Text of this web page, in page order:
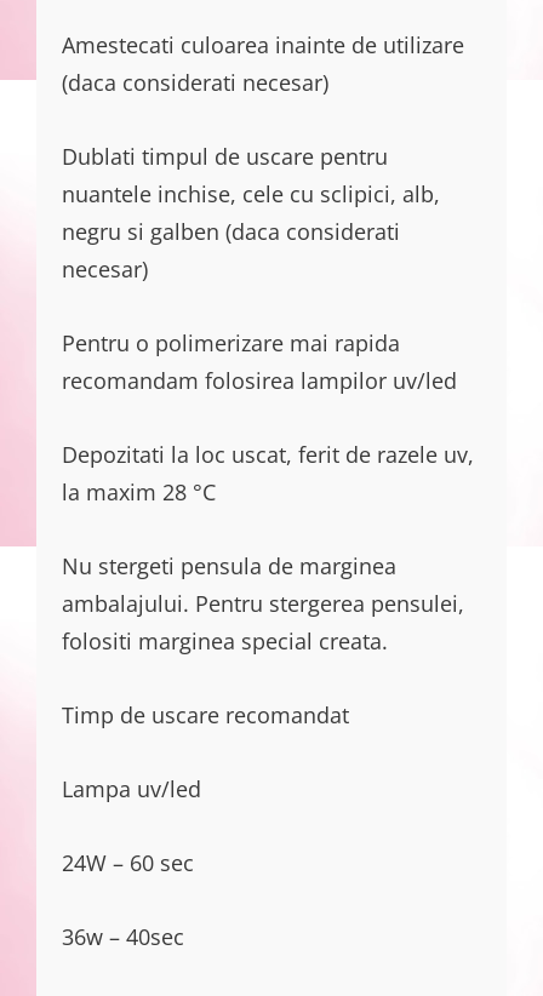
Amestecati culoarea inainte de utilizare
(daca considerati necesar)
Dublati timpul de uscare pentru
nuantele inchise, cele cu sclipici, alb,
negru si galben (daca considerati
necesar)
Pentru o polimerizare mai rapida
recomandam folosirea lampilor uv/led
Depozitati la loc uscat, ferit de razele uv,
la maxim 28 °C
Nu stergeti pensula de marginea
ambalajului. Pentru stergerea pensulei,
folositi marginea special creata.
Timp de uscare recomandat
Lampa uv/led
24W – 60 sec
36w – 40sec